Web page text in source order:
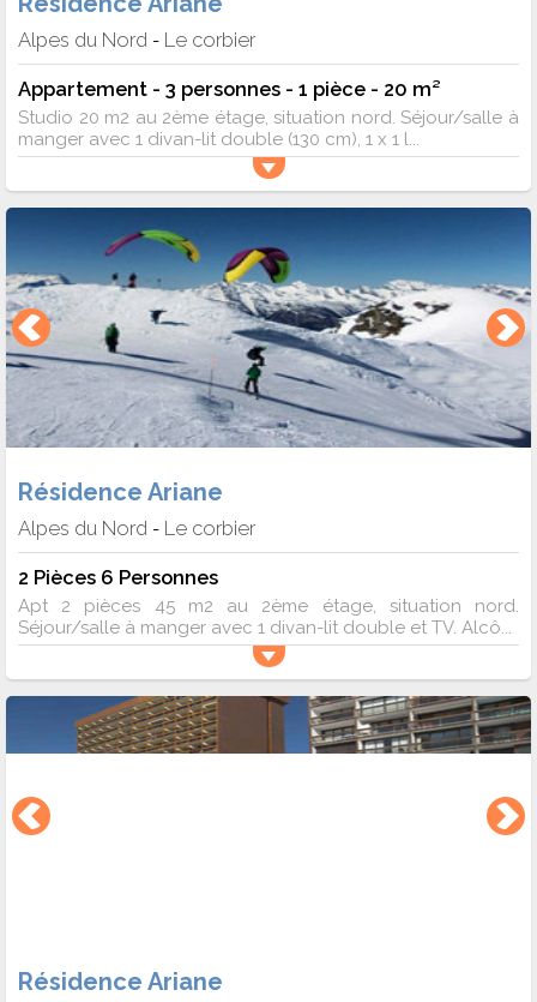
Alpes du Nord - Le corbier
Appartement - 3 personnes - 1 pièce - 20 m²
Studio 20 m2 au 2ème étage, situation nord. Séjour/salle à
manger avec 1 divan-lit double (130 cm), 1 x 1 l...
Résidence Ariane
Alpes du Nord - Le corbier
2 Pièces 6 Personnes
Apt 2 pièces 45 m2 au 2ème étage, situation nord.
Séjour/salle à manger avec 1 divan-lit double et TV. Alcô...
Résidence Ariane